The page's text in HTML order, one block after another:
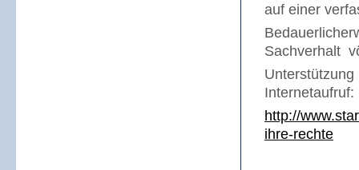
auf einer
Sachverhalt
Internetaufruf:
http://
ihre-rechte